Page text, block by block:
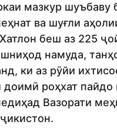
мазкур шуъбаву
ва шуғли
беш аз 225
намуда,
ки аз рӯйи
доимӣ роҳхат пайдо
Вазорати